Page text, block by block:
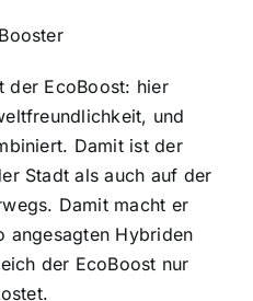
der EcoBoost: hier
und
Damit ist der
Stadt als auch auf der
Damit macht er
angesagten Hybriden
der EcoBoost nur